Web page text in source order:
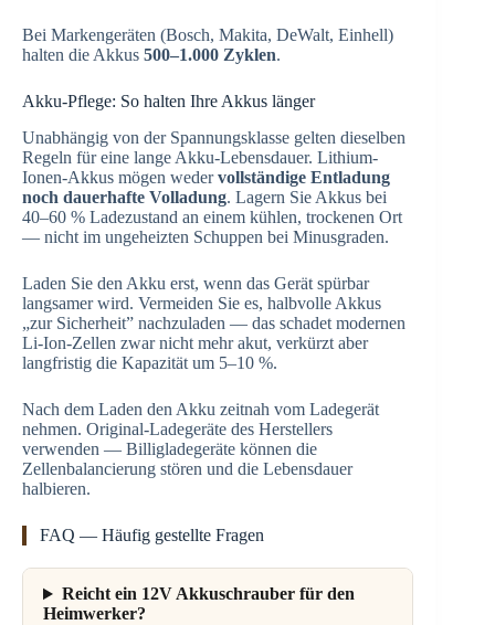
Bei Markengeräten (Bosch, Makita, DeWalt, Einhell)
halten die Akkus 500–1.000 Zyklen.
Akku-Pflege: So halten Ihre Akkus länger
Unabhängig von der Spannungsklasse gelten dieselben
Regeln für eine lange Akku-Lebensdauer. Lithium-
Ionen-Akkus mögen wedervollständige Entladung
noch dauerhafte Volladung. Lagern Sie Akkus bei
40–60 % Ladezustand an einem kühlen, trockenen Ort
— nicht im ungeheizten Schuppen bei Minusgraden.
Laden Sie den Akku erst, wenn das Gerät spürbar
langsamer wird. Vermeiden Sie es, halbvolle Akkus
„zur Sicherheit” nachzuladen — das schadet modernen
Li-Ion-Zellen zwar nicht mehr akut, verkürzt aber
langfristig die Kapazität um 5–10 %.
Nach dem Laden den Akku zeitnah vom Ladegerät
nehmen. Original-Ladegeräte des Herstellers
verwenden — Billigladegeräte können die
Zellenbalancierung stören und die Lebensdauer
halbieren.
FAQ — Häufig gestellte Fragen
Reicht ein 12V Akkuschrauber für den
Heimwerker?